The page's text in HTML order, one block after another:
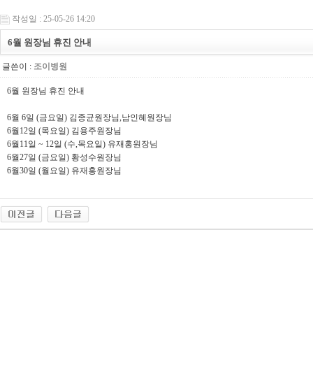
작성일 : 25-05-26 14:20
6월 원장님 휴진 안내
글쓴이 : 조이병원
6월 원장님 휴진 안내
6월 6일 (금요일) 김종균원장님,남인혜원장님
6월12일 (목요일) 김용주원장님
6월11일 ~ 12일 (수,목요일) 유재홍원장님
6월27일 (금요일) 황성수원장님
6월30일 (월요일) 유재홍원장님